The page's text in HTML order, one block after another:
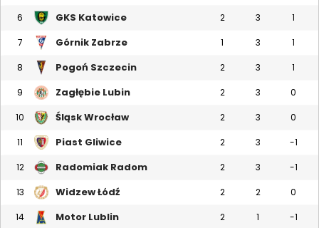
6 GKS Katowice 2 3 1
7 Górnik Zabrze 1 3 1
8 Pogoń Szczecin 2 3 1
9 Zagłębie Lubin 2 3 0
10 Śląsk Wrocław 2 3 0
11 Piast Gliwice 2 3 -1
12 Radomiak Radom 2 3 -1
13 Widzew Łódź 2 2 0
14 Motor Lublin 2 1 -1